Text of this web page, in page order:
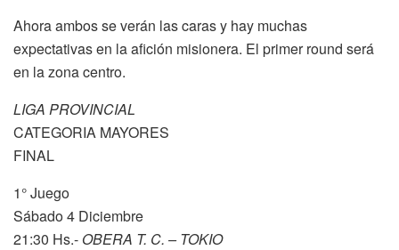
Ahora ambos se verán las caras y hay muchas
expectativas en la afición misionera. El primer round será
en la zona centro.
LIGA PROVINCIAL
CATEGORIA MAYORES
FINAL
1° Juego
Sábado 4 Diciembre
21:30 Hs.- OBERA T. C. – TOKIO